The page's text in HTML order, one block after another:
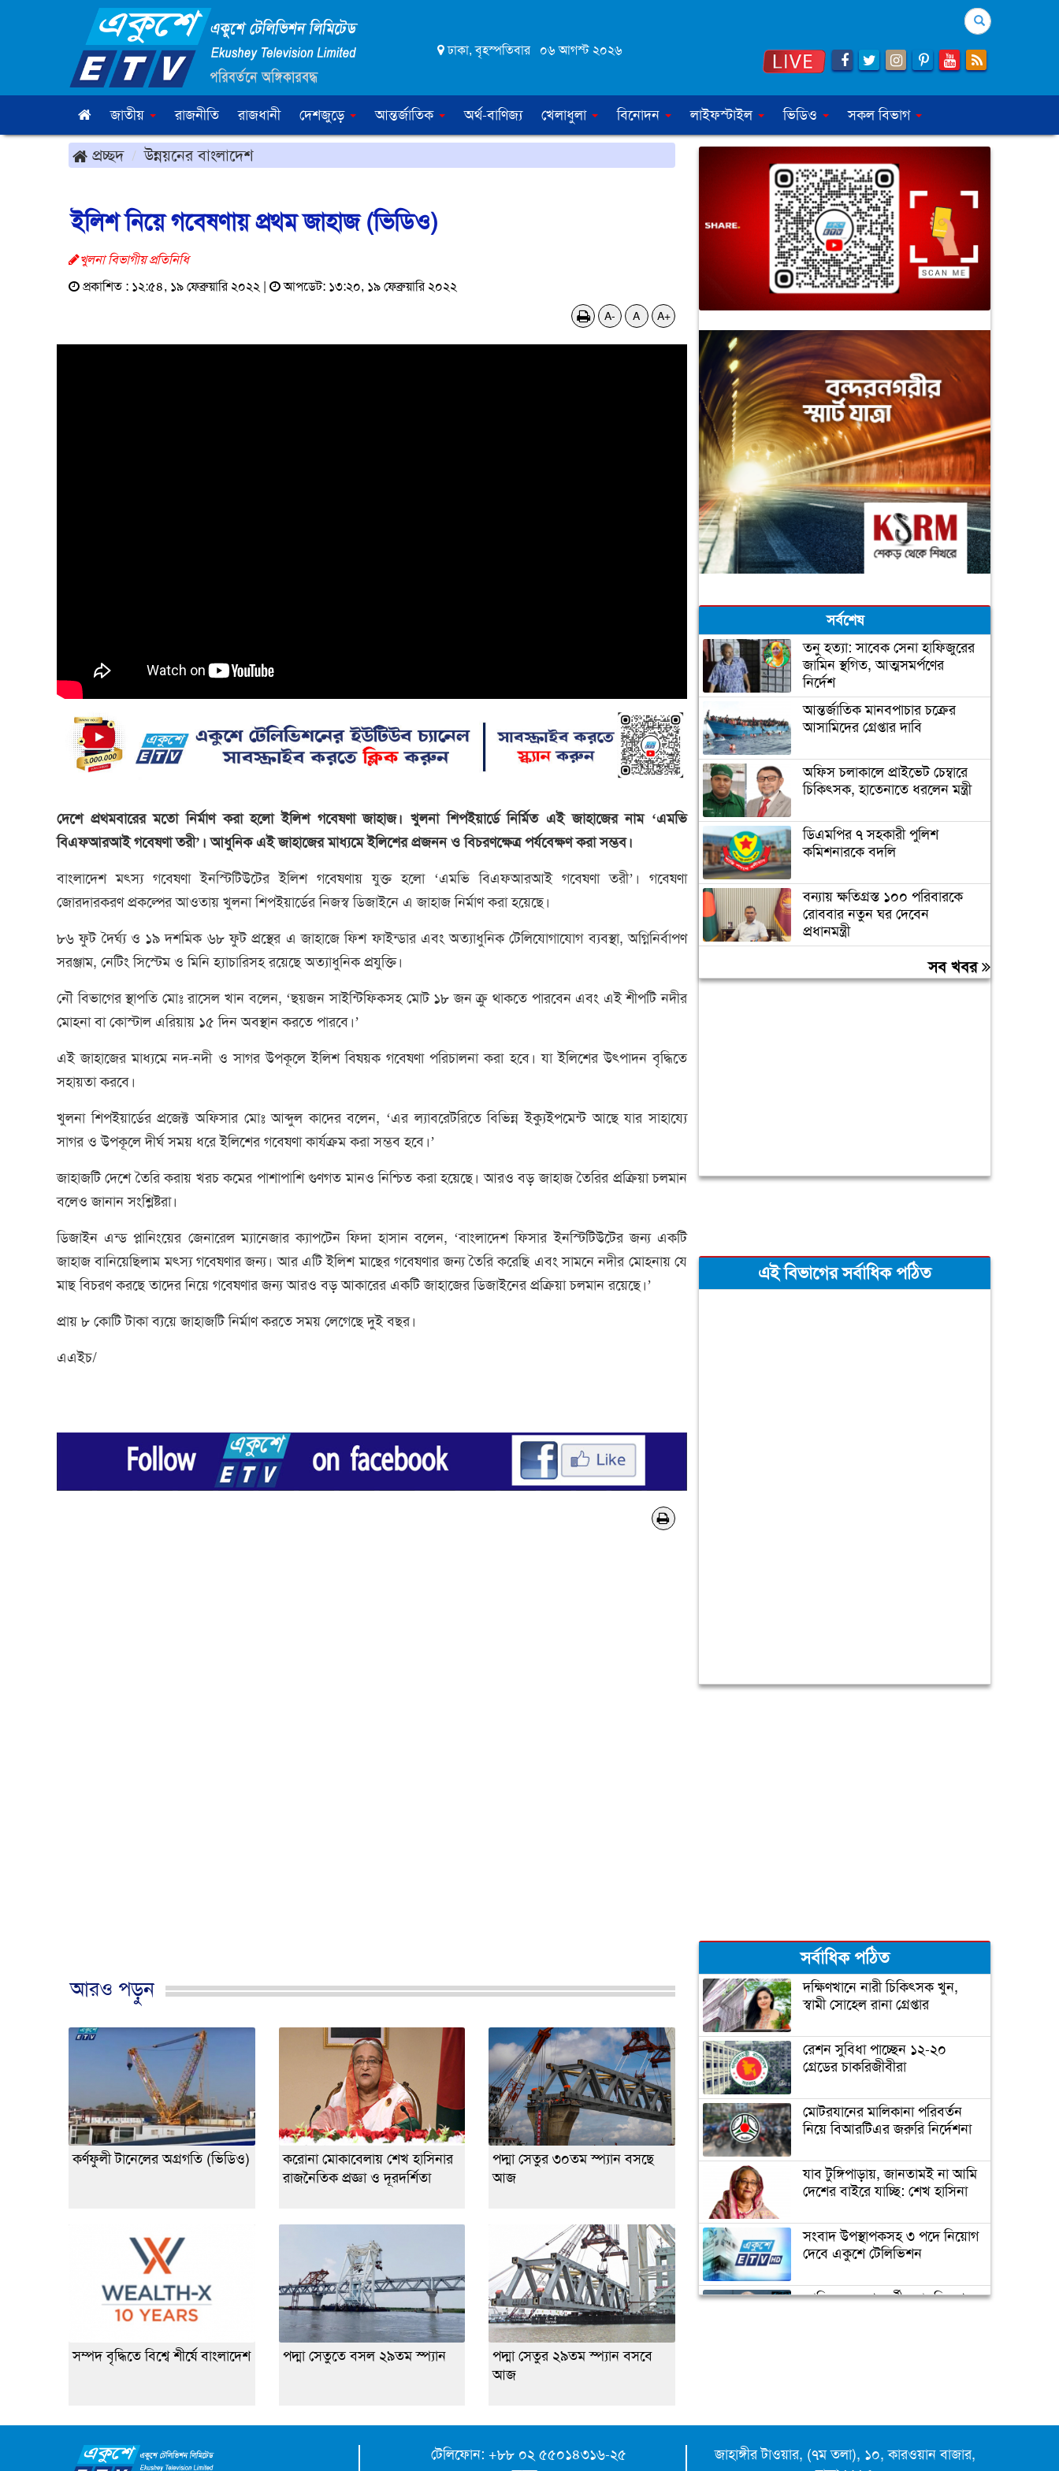
ঢাকা, বৃহস্পতিবার ০৬ আগস্ট ২০২৬
Search
জাতীয় রাজনীতি রাজধানী দেশজুড়ে আন্তর্জাতিক অর্থ-বাণিজ্য খেলাধুলা বিনোদন লাইফস্টাইল ভিডিও সকল বিভাগ
প্রচ্ছদ উন্নয়নের বাংলাদেশ
ইলিশ নিয়ে গবেষণায় প্রথম জাহাজ (ভিডিও)
খুলনা বিভাগীয় প্রতিনিধি
প্রকাশিত : ১২:৫৪, ১৯ ফেব্রুয়ারি ২০২২ |
আপডেট: ১৩:২০, ১৯ ফেব্রুয়ারি ২০২২
A- A A+
দেশে প্রথমবারের মতো নির্মাণ করা হলো ইলিশ গবেষণা জাহাজ। খুলনা শিপইয়ার্ডে নির্মিত এই জাহাজের নাম ‘এমভি
বিএফআরআই গবেষণা তরী’। আধুনিক এই জাহাজের মাধ্যমে ইলিশের প্রজনন ও বিচরণক্ষেত্র পর্যবেক্ষণ করা সম্ভব।
বাংলাদেশ মৎস্য গবেষণা ইনস্টিটিউটের ইলিশ গবেষণায় যুক্ত হলো ‘এমভি বিএফআরআই গবেষণা তরী’। গবেষণা
জোরদারকরণ প্রকল্পের আওতায় খুলনা শিপইয়ার্ডের নিজস্ব ডিজাইনে এ জাহাজ নির্মাণ করা হয়েছে।
৮৬ ফুট দৈর্ঘ্য ও ১৯ দশমিক ৬৮ ফুট প্রস্থের এ জাহাজে ফিশ ফাইন্ডার এবং অত্যাধুনিক টেলিযোগাযোগ ব্যবস্থা, অগ্নিনির্বাপণ
সরঞ্জাম, নেটিং সিস্টেম ও মিনি হ্যাচারিসহ রয়েছে অত্যাধুনিক প্রযুক্তি।
নৌ বিভাগের স্থাপতি মোঃ রাসেল খান বলেন, ‘ছয়জন সাইন্টিফিকসহ মোট ১৮ জন ক্রু থাকতে পারবেন এবং এই শীপটি নদীর
মোহনা বা কোস্টাল এরিয়ায় ১৫ দিন অবস্থান করতে পারবে।’
এই জাহাজের মাধ্যমে নদ-নদী ও সাগর উপকূলে ইলিশ বিষয়ক গবেষণা পরিচালনা করা হবে। যা ইলিশের উৎপাদন বৃদ্ধিতে
সহায়তা করবে।
খুলনা শিপইয়ার্ডের প্রজেক্ট অফিসার মোঃ আব্দুল কাদের বলেন, ‘এর ল্যাবরেটরিতে বিভিন্ন ইক্যুইপমেন্ট আছে যার সাহায্যে
সাগর ও উপকূলে দীর্ঘ সময় ধরে ইলিশের গবেষণা কার্যক্রম করা সম্ভব হবে।’
জাহাজটি দেশে তৈরি করায় খরচ কমের পাশাপাশি গুণগত মানও নিশ্চিত করা হয়েছে। আরও বড় জাহাজ তৈরির প্রক্রিয়া চলমান
বলেও জানান সংশ্লিষ্টরা।
ডিজাইন এন্ড প্লানিংয়ের জেনারেল ম্যানেজার ক্যাপটেন ফিদা হাসান বলেন, ‘বাংলাদেশ ফিসার ইনস্টিটিউটের জন্য একটি
জাহাজ বানিয়েছিলাম মৎস্য গবেষণার জন্য। আর এটি ইলিশ মাছের গবেষণার জন্য তৈরি করেছি এবং সামনে নদীর মোহনায় যে
মাছ বিচরণ করছে তাদের নিয়ে গবেষণার জন্য আরও বড় আকারের একটি জাহাজের ডিজাইনের প্রক্রিয়া চলমান রয়েছে।’
প্রায় ৮ কোটি টাকা ব্যয়ে জাহাজটি নির্মাণ করতে সময় লেগেছে দুই বছর।
এএইচ/
আরও পড়ুন
কর্ণফুলী টানেলের অগ্রগতি (ভিডিও)
করোনা মোকাবেলায় শেখ হাসিনার
রাজনৈতিক প্রজ্ঞা ও দূরদর্শিতা
পদ্মা সেতুর ৩০তম স্প্যান বসছে
আজ
সম্পদ বৃদ্ধিতে বিশ্বে শীর্ষে বাংলাদেশ পদ্মা সেতুতে বসল ২৯তম স্প্যান
পদ্মা সেতুর ২৯তম স্প্যান বসবে
আজ
সর্বশেষ
তনু হত্যা: সাবেক সেনা হাফিজুরের
জামিন স্থগিত, আত্মসমর্পণের
নির্দেশ
আন্তর্জাতিক মানবপাচার চক্রের
আসামিদের গ্রেপ্তার দাবি
অফিস চলাকালে প্রাইভেট চেম্বারে
চিকিৎসক, হাতেনাতে ধরলেন মন্ত্রী
ডিএমপির ৭ সহকারী পুলিশ
কমিশনারকে বদলি
বন্যায় ক্ষতিগ্রস্ত ১০০ পরিবারকে
রোববার নতুন ঘর দেবেন
প্রধানমন্ত্রী
তিন দিনের মধ্যে গ্যাস সরবরাহ
স্বাভাবিক হবে: জ্বালানিমন্ত্রীসব খবর
এই বিভাগের সর্বাধিক পঠিত
সর্বাধিক পঠিত
দক্ষিণখানে নারী চিকিৎসক খুন,
স্বামী সোহেল রানা গ্রেপ্তার
রেশন সুবিধা পাচ্ছেন ১২-২০
গ্রেডের চাকরিজীবীরা
মোটরযানের মালিকানা পরিবর্তন
নিয়ে বিআরটিএর জরুরি নির্দেশনা
যাব টুঙ্গিপাড়ায়, জানতামই না আমি
দেশের বাইরে যাচ্ছি: শেখ হাসিনা
সংবাদ উপস্থাপকসহ ৩ পদে নিয়োগ
দেবে একুশে টেলিভিশন
জাতিসংঘের পরবর্তী মহাসচিব পদে
পদোন্নতি পেয়ে সচিব হলেন ২
টেলিফোন: +৮৮ ০২ ৫৫০১৪৩১৬-২৫
জাহাঙ্গীর টাওয়ার, (৭ম তলা), ১০, কারওয়ান বাজার,